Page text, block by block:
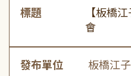
標題
【板橋
會
發布單位 板橋江